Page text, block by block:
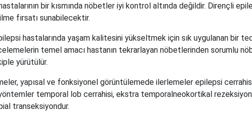
bir kısmında nöbetler iyi kontrol altında değildir. Dirençli
fırsatı sunabilecektir.
hastalarında yaşam kalitesini yükseltmek için sık uygulanan bir
temel amacı hastanın tekrarlayan nöbetlerinden sorumlu
yürütülür.
yapısal ve fonksiyonel görüntülemede ilerlemeler epilepsi
yöntemler temporal lob cerrahisi, ekstra temporalneokortikal
transeksiyondur.